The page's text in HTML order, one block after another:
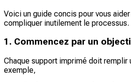
Voici un guide concis pour vous
compliquer inutilement le processus.
1. Commencez par un
Chaque support imprimé doit remplir
exemple,